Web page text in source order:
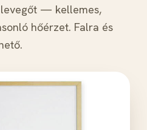
— kellemes,
hőérzet. Falra és